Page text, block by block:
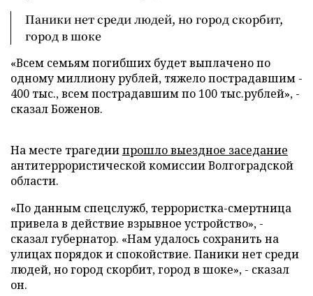
Паники нет среди людей, но город скорбит,
город в шоке
«Всем семьям погибших будет выплачено по
одному миллиону рублей, тяжело пострадавшим -
400 тыс., всем пострадавшим по 100 тыс.рублей», -
сказал Боженов.
На месте трагедиипрошло выездное заседание
антитеррористической комиссии Волгоградской
области.
«По данным спецслужб, террористка-смертница
привела в действие взрывное устройство», -
сказал губернатор. «Нам удалось сохранить на
улицах порядок и спокойствие. Паники нет среди
людей, но город скорбит, город в шоке», - сказал
он.